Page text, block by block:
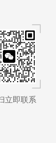
立即联系